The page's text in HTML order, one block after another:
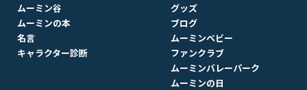
ムーミン谷
ムーミンの本
名言
キャラクター診断
グッズ
ブログ
ムーミンベビー
ファンクラブ
ムーミンバレーパーク
ムーミンの日